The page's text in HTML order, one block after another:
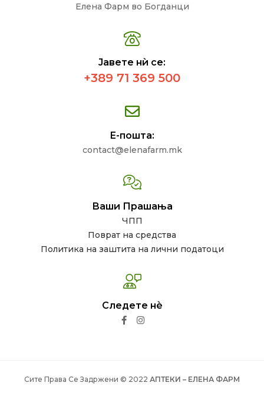
Елена Фарм во Богданци
Јавете нѝ се:
+389 71 369 500
Е-пошта:
contact@elenafarm.mk
Ваши Прашања
ЧПП
Поврат на средства
Политика на заштита на лични податоци
Следете нѐ
Сите Права Се Задржени © 2022 АПТЕКИ – ЕЛЕНА ФАРМ